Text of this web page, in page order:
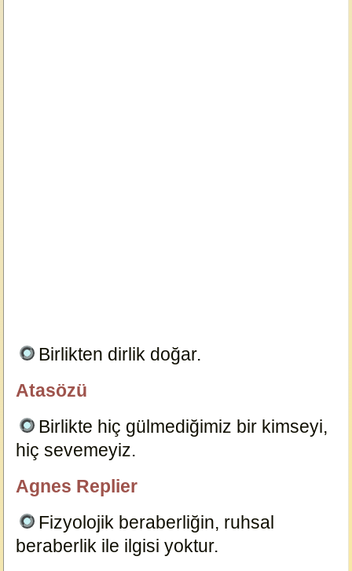
Birlikten dirlik doğar.
Atasözü
Birlikte hiç gülmediğimiz bir kimseyi,
hiç sevemeyiz.
Agnes Replier
Fizyolojik beraberliğin, ruhsal
beraberlik ile ilgisi yoktur.